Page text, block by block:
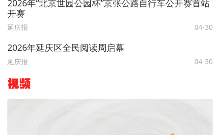
2026年“北京世园公园杯”京张公路自行车公开赛首站
开赛
延庆报 04-30
2026年延庆区全民阅读周启幕
延庆报 04-30
视频